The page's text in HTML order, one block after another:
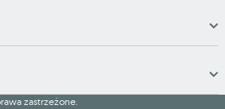
zastrzeżone.